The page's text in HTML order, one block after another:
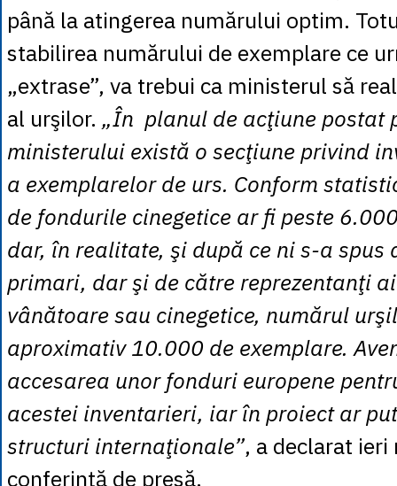
până la atingerea numărului optim.
stabilirea numărului de exemplare ce
„extrase”, va trebui ca ministerul să
al urşilor. „În planul de acţiune postat
ministerului există o secţiune privind
a exemplarelor de urs. Conform
de fondurile cinegetice ar fi peste
dar, în realitate, şi după ce ni s-a spus
primari, dar şi de către reprezentanţi
vânătoare sau cinegetice, numărul
aproximativ 10.000 de exemplare.
accesarea unor fonduri europene
acestei inventarieri, iar în proiect ar
structuri internaţionale”, a declarat
conferinţă de presă.